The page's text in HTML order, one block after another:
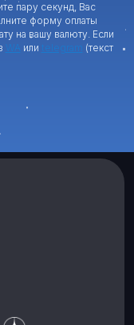
пару секунд, Вас
форму оплаты
на вашу валюту. Если
WA или telegram (текст